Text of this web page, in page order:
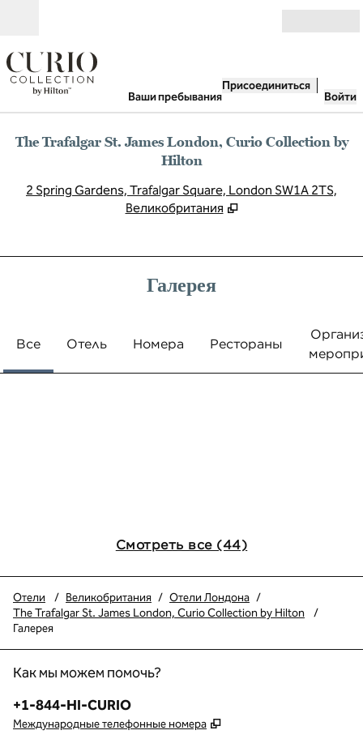
Ваши пребывания
Присоединиться
Войти
The Trafalgar St. James London, Curio Collection by
Hilton
2 Spring Gardens, Trafalgar Square, London SW1A 2TS,
Великобритания
Галерея
Все Отель Номера Рестораны
Смотреть все (44)
Отели / Великобритания / Отели Лондона /
The Trafalgar St. James London, Curio Collection by Hilton
/
Галерея
Как мы можем помочь?
Телефон:
+1-844-HI-CURIO
Международные телефонные номера ,